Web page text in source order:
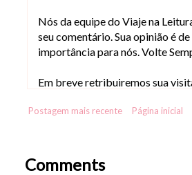
Nós da equipe do Viaje na
seu comentário. Sua opinião é
importância para nós. Volte
Em breve retribuiremos sua
Postagem mais recente Página inicial
Comments